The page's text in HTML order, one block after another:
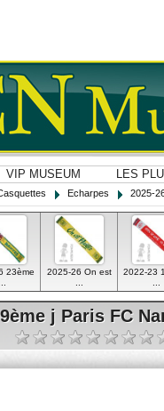
VIP MUSEUM LES
Echarpes 2025-
23ème
2025-26 On est
2022-23
j Paris FC